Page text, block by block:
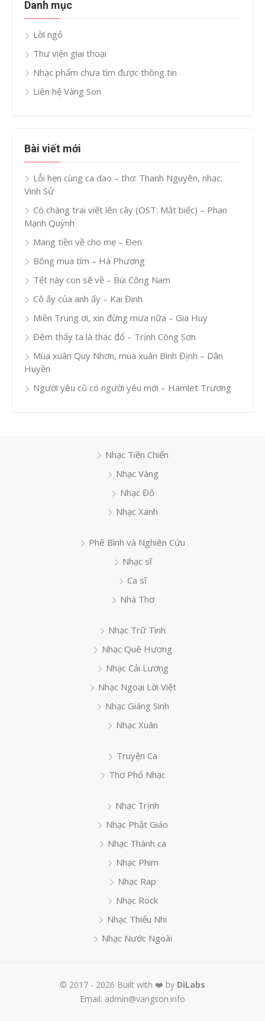
Danh mục
Lời ngỏ
Thư viện giai thoại
Nhạc phẩm chưa tìm được thông tin
Liên hệ Vàng Son
Bài viết mới
Lỗi hẹn cùng ca dao – thơ: Thanh Nguyên, nhạc:
Vinh Sử
Có chàng trai viết lên cây (OST: Mắt biếc) – Phan
Mạnh Quỳnh
Mang tiền về cho mẹ – Đen
Bông mua tím – Hà Phương
Tết này con sẽ về – Bùi Công Nam
Cô ấy của anh ấy – Kai Đinh
Miền Trung ơi, xin đừng mưa nữa – Gia Huy
Đêm thấy ta là thác đổ – Trịnh Công Sơn
Mùa xuân Quy Nhơn, mùa xuân Bình Định – Dân
Huyền
Người yêu cũ có người yêu mới – Hamlet Trương
Nhạc Tiền Chiến
Nhạc Vàng
Nhạc Đỏ
Nhạc Xanh
Phê Bình và Nghiên Cứu
Nhạc sĩ
Ca sĩ
Nhà Thơ
Nhạc Trữ Tình
Nhạc Quê Hương
Nhạc Cải Lương
Nhạc Ngoại Lời Việt
Nhạc Giáng Sinh
Nhạc Xuân
Truyện Ca
Thơ Phổ Nhạc
Nhạc Trịnh
Nhạc Phật Giáo
Nhạc Thánh ca
Nhạc Phim
Nhạc Rap
Nhạc Rock
Nhạc Thiếu Nhi
Nhạc Nước Ngoài
© 2017 - 2026 Built with ❤️ by DiLabs
Email: admin@vangson.info